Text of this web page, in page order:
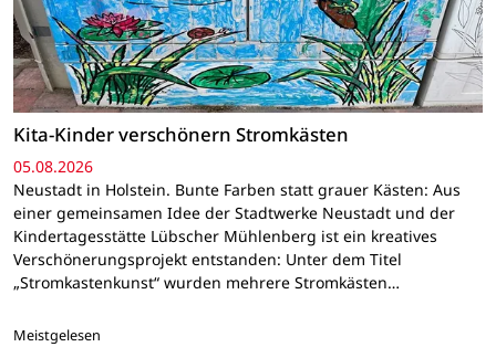
Kita-Kinder verschönern Stromkästen
05.08.2026
Neustadt in Holstein. Bunte Farben statt grauer Kästen: Aus
einer gemeinsamen Idee der Stadtwerke Neustadt und der
Kindertagesstätte Lübscher Mühlenberg ist ein kreatives
Verschönerungsprojekt entstanden: Unter dem Titel
„Stromkastenkunst“ wurden mehrere Stromkästen…
Meistgelesen